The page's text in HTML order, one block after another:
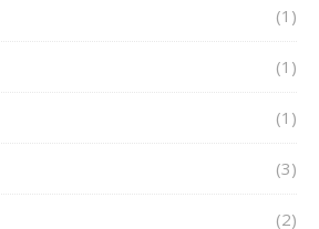
(1)
(1)
(1)
(3)
(2)